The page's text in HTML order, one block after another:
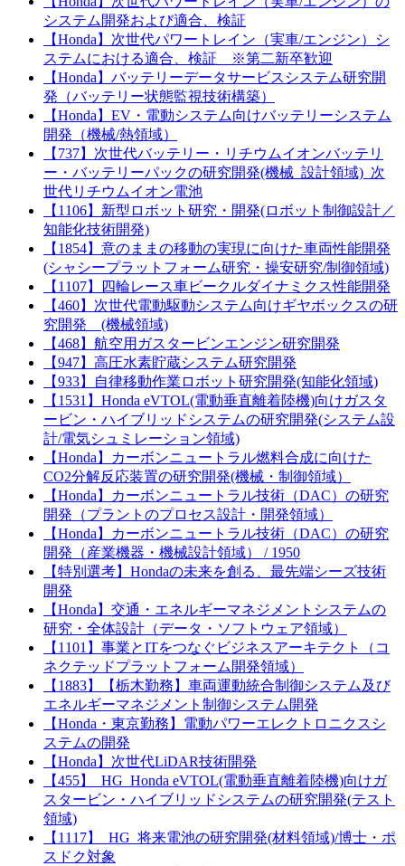
システム開発および適合、検証
【Honda】次世代パワートレイン（実車/エンジン）シ
ステムにおける適合、検証 ※第二新卒歓迎
【Honda】バッテリーデータサービスシステム研究開
発（バッテリー状態監視技術構築）
【Honda】EV・電動システム向けバッテリーシステム
開発（機械/熱領域）
【737】次世代バッテリー・リチウムイオンバッテリ
ー・バッテリーパックの研究開発(機械_設計領域)_次
世代リチウムイオン電池
【1106】新型ロボット研究・開発(ロボット制御設計／
知能化技術開発)
【1854】意のままの移動の実現に向けた車両性能開発
(シャシープラットフォーム研究・操安研究/制御領域)
【1107】四輪レース車ビークルダイナミクス性能開発
【460】次世代電動駆動システム向けギヤボックスの研
究開発 (機械領域)
【468】航空用ガスタービンエンジン研究開発
【947】高圧水素貯蔵システム研究開発
【933】自律移動作業ロボット研究開発(知能化領域)
【1531】Honda eVTOL(電動垂直離着陸機)向けガスタ
ービン・ハイブリッドシステムの研究開発(システム設
計/電気シュミレーション領域)
【Honda】カーボンニュートラル燃料合成に向けた
CO2分解反応装置の研究開発(機械・制御領域）
【Honda】カーボンニュートラル技術（DAC）の研究
開発（プラントのプロセス設計・開発領域）
【Honda】カーボンニュートラル技術（DAC）の研究
開発（産業機器・機械設計領域） / 1950
【特別選考】Hondaの未来を創る、最先端シーズ技術
開発
【Honda】交通・エネルギーマネジメントシステムの
研究・全体設計（データ・ソフトウェア領域）
【1101】事業とITをつなぐビジネスアーキテクト（コ
ネクテッドプラットフォーム開発領域）
【1883】【栃木勤務】車両運動統合制御システム及び
エネルギーマネジメント制御システム開発
【Honda・東京勤務】電動パワーエレクトロニクスシ
ステムの開発
【Honda】次世代LiDAR技術開発
【455】_HG_Honda eVTOL(電動垂直離着陸機)向けガ
スタービン・ハイブリッドシステムの研究開発(テスト
領域)
【1117】_HG_将来電池の研究開発(材料領域)/博士・ポ
スドク対象